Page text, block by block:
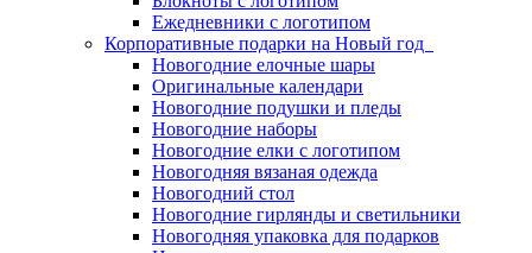
Ежедневники с логотипом
Корпоративные подарки на Новый год
Новогодние елочные шары
Оригинальные календари
Новогодние подушки и пледы
Новогодние наборы
Новогодние елки с логотипом
Новогодняя вязаная одежда
Новогодний стол
Новогодние гирлянды и светильники
Новогодняя упаковка для подарков